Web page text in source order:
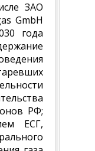
ЗАО
GmbH
года
РФ;
ЕСГ,